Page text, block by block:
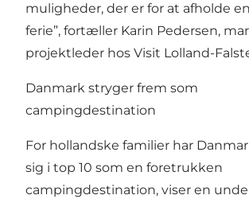
muligheder, der er for at afholde
ferie”, fortæller Karin Pedersen,
projektleder hos Visit Lolland-
Danmark stryger frem som
campingdestination
For hollandske familier har
sig i top 10 som en foretrukken
campingdestination, viser en